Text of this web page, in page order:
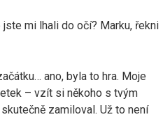
mi lhali do očí? Marku, řekni
ano, byla to hra. Moje
– vzít si někoho s tvým
zamiloval. Už to není